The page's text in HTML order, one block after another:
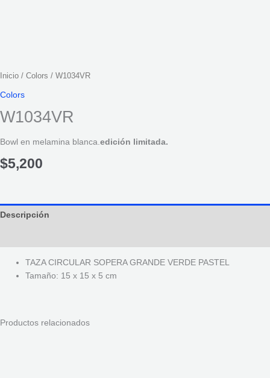
Inicio / Colors / W1034VR
Colors
W1034VR
Bowl en melamina blanca. edición limitada.
$5,200
Descripción
TAZA CIRCULAR SOPERA GRANDE VERDE PASTEL
Tamaño: 15 x 15 x 5 cm
Productos relacionados